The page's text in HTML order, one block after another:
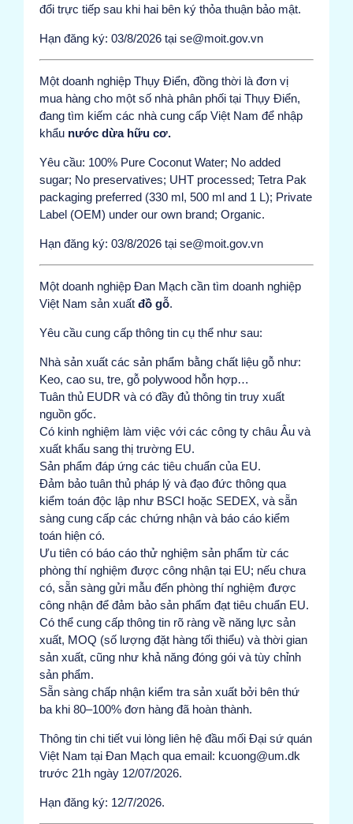
đổi trực tiếp sau khi hai bên ký thỏa thuận bảo mật.
Hạn đăng ký: 03/8/2026 tại se@moit.gov.vn
Một doanh nghiệp Thụy Điển, đồng thời là đơn vị
mua hàng cho một số nhà phân phối tại Thụy Điển,
đang tìm kiếm các nhà cung cấp Việt Nam để nhập
khẩu nước dừa hữu cơ.
Yêu cầu: 100% Pure Coconut Water; No added
sugar; No preservatives; UHT processed; Tetra Pak
packaging preferred (330 ml, 500 ml and 1 L); Private
Label (OEM) under our own brand; Organic.
Hạn đăng ký: 03/8/2026 tại se@moit.gov.vn
Một doanh nghiệp Đan Mạch cần tìm doanh nghiệp
Việt Nam sản xuất đồ gỗ.
Yêu cầu cung cấp thông tin cụ thể như sau:
Nhà sản xuất các sản phẩm bằng chất liệu gỗ như:
Keo, cao su, tre, gỗ polywood hỗn hợp…
Tuân thủ EUDR và có đầy đủ thông tin truy xuất
nguồn gốc.
Có kinh nghiệm làm việc với các công ty châu Âu và
xuất khẩu sang thị trường EU.
Sản phẩm đáp ứng các tiêu chuẩn của EU.
Đảm bảo tuân thủ pháp lý và đạo đức thông qua
kiểm toán độc lập như BSCI hoặc SEDEX, và sẵn
sàng cung cấp các chứng nhận và báo cáo kiểm
toán hiện có.
Ưu tiên có báo cáo thử nghiệm sản phẩm từ các
phòng thí nghiệm được công nhận tại EU; nếu chưa
có, sẵn sàng gửi mẫu đến phòng thí nghiệm được
công nhận để đảm bảo sản phẩm đạt tiêu chuẩn EU.
Có thể cung cấp thông tin rõ ràng về năng lực sản
xuất, MOQ (số lượng đặt hàng tối thiểu) và thời gian
sản xuất, cũng như khả năng đóng gói và tùy chỉnh
sản phẩm.
Sẵn sàng chấp nhận kiểm tra sản xuất bởi bên thứ
ba khi 80–100% đơn hàng đã hoàn thành.
Thông tin chi tiết vui lòng liên hệ đầu mối Đại sứ quán
Việt Nam tại Đan Mạch qua email: kcuong@um.dk
trước 21h ngày 12/07/2026.
Hạn đăng ký: 12/7/2026.